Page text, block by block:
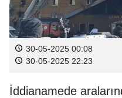
30-05-2025 00:08
30-05-2025 22:23
İddianamede